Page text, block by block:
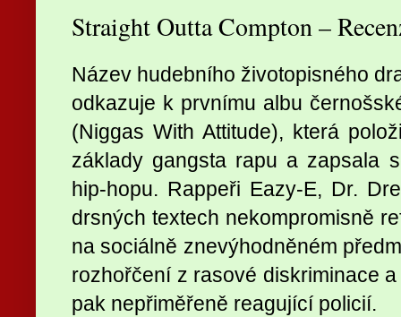
Straight Outta Compton –
Název hudebního životopisného
odkazuje k prvnímu albu
(Niggas With Attitude), která
základy gangsta rapu a zapsala
hip-hopu. Rappeři Eazy-E, Dr.
drsných textech nekompromisně
na sociálně znevýhodněném
rozhořčení z rasové diskriminace
pak nepřiměřeně reagující policií.